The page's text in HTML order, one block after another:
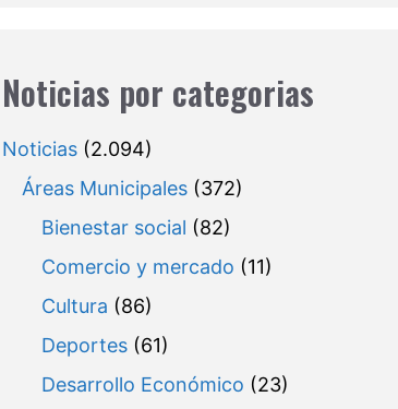
Noticias por categorias
Noticias(2.094)
Áreas Municipales(372)
Bienestar social (82)
Comercio y mercado (11)
Cultura (86)
Deportes(61)
Desarrollo Económico (23)